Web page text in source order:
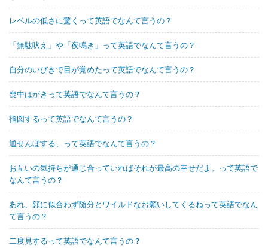
レベルの低さに驚くって英語でなんて言うの？
「無駄吠え」や「夜鳴き」って英語でなんて言うの？
自分のいびきで目が覚めたって英語でなんて言うの？
喪中はがきって英語でなんて言うの？
指図するって英語でなんて言うの？
通せんぼする、って英語でなんて言うの？
お互いの気持ちが通じ合っていればそれが最高の幸せだよ。って英語で
なんて言うの？
あれ、顔に似合わず随分とワイルドなお願いしてくるねって英語でなん
て言うの？
二度見するって英語でなんて言うの？